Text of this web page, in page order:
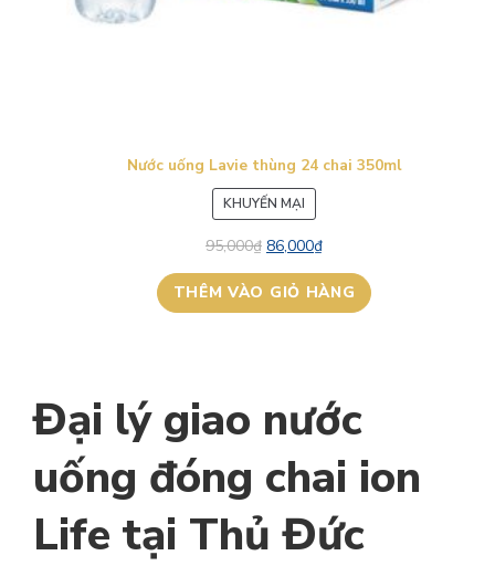
Nước uống Lavie thùng 24 chai 350ml
KHUYẾN MẠI
PHẨM
ĐANG
GIẢM
GIÁ
95,000₫ 86,000₫
THÊM VÀO GIỎ HÀNG
Đại lý giao nước
uống đóng chai ion
Life tại Thủ Đức